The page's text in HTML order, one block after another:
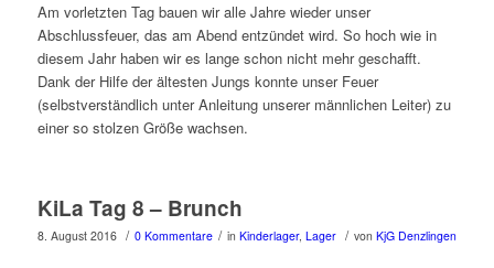
Am vorletzten Tag bauen wir alle Jahre wieder unser
Abschlussfeuer, das am Abend entzündet wird. So hoch wie in
diesem Jahr haben wir es lange schon nicht mehr geschafft.
Dank der Hilfe der ältesten Jungs konnte unser Feuer
(selbstverständlich unter Anleitung unserer männlichen Leiter) zu
einer so stolzen Größe wachsen.
KiLa Tag 8 – Brunch
8. August 2016 / 0 Kommentare / in Kinderlager, Lager / von KjG Denzlingen